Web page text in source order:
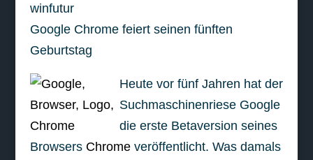
winfutur
Google Chrome feiert seinen fünften
Geburtstag
Heute vor fünf Jahren hat der
Suchmaschinenriese Google
die erste Betaversion seines
Browsers Chromeveröffentlicht. Was damals